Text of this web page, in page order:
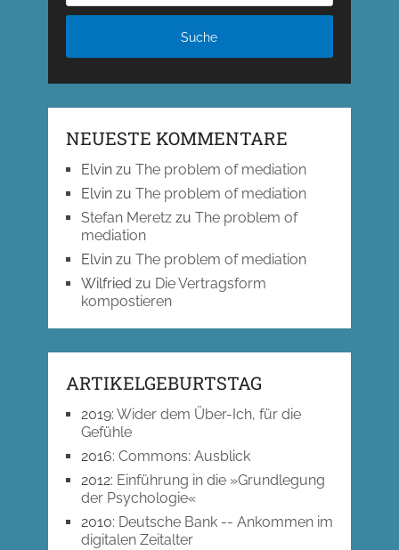
NEUESTE KOMMENTARE
Elvinzu The problem of mediation
Elvinzu The problem of mediation
Stefan Meretzzu The problem of
mediation
Elvinzu The problem of mediation
Wilfried zu Die Vertragsform
kompostieren
ARTIKELGEBURTSTAG
2019: Wider dem Über-Ich, für die
Gefühle
2016: Commons: Ausblick
2012: Einführung in die »Grundlegung
der Psychologie«
2010: Deutsche Bank -- Ankommen im
digitalen Zeitalter